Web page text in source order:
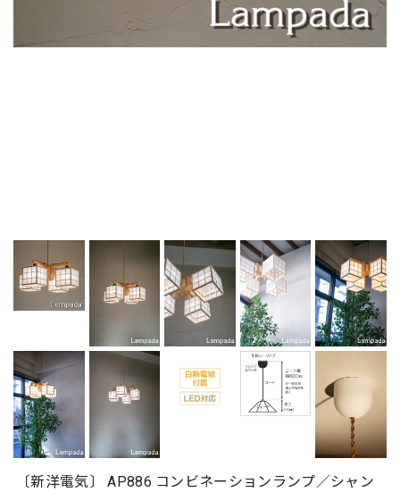
〔新洋電気〕 AP886 コンビネーションランプ／シャン